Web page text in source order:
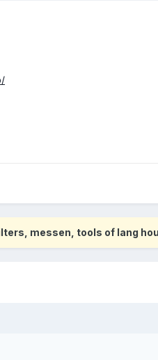
messen, tools of lang